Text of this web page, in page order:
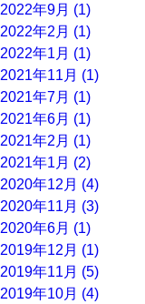
2022年9月 (1)
2022年2月 (1)
2022年1月 (1)
2021年11月 (1)
2021年7月 (1)
2021年6月 (1)
2021年2月 (1)
2021年1月 (2)
2020年12月 (4)
2020年11月 (3)
2020年6月 (1)
2019年12月 (1)
2019年11月 (5)
2019年10月 (4)